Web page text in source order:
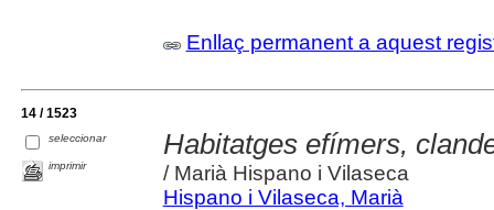
Enllaç permanent a aquest
14 / 1523
seleccionar
imprimir
Habitatges efímers,
/ Marià Hispano i Vilaseca
Hispano i Vilaseca, Marià